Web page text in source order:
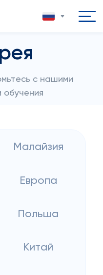
с нашими
обучения
Малайзия
Европа
Польша
Китай